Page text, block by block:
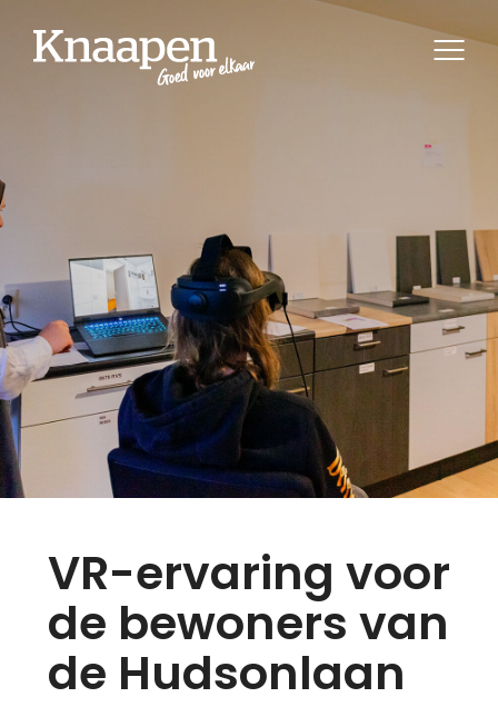
VR-ervaring voor
de bewoners van
de Hudsonlaan